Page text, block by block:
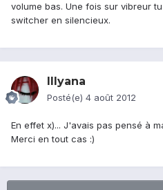
volume bas. Une fois sur vibreur
switcher en silencieux.
Illyana
Posté(e) 4 août 2012
En effet x)... J'avais pas pensé à
Merci en tout cas :)